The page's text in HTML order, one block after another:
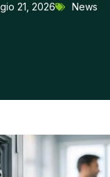
21, 2026 News